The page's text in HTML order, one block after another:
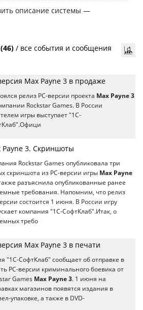
описание системы —
/ все события и сообщения
Max Payne 3 в продаже
релиз РС-версии проекта Max Payne 3
Rockstar Games. В России
игры выступает "1С-
Payne 3. Скриншоты
Rockstar Games опубликовала три
скриншота из РС-версии игры Max Payne
разъяснила опубликованные ранее
требования. Напомним, что релиз
состоится 1 июня. В России игру
компания "1С-СофтКлаб".Итак, о
требо
Max Payne 3 в печати
"1С-СофтКлаб" сообщает об отправке в
PC-версии криминального боевика от
Games Max Payne 3. 1 июня на
магазинов появятся издания в
упаковке, а также в DVD-